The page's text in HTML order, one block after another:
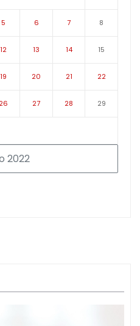
2022
5 6 7 8
12 13 14 15
19 20 21 22
26 27 28 29